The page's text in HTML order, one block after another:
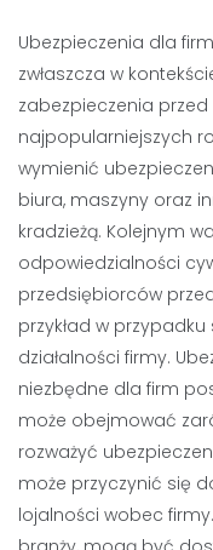
Ubezpieczenia dla
zwłaszcza w
zabezpieczenia przed
najpopularniejszych
wymienić
biura, maszyny oraz
kradzieżą. Kolejnym
odpowiedzialności
przedsiębiorców
przykład w
działalności firmy.
niezbędne dla firm
może obejmować
rozważyć
może przyczynić się
lojalności wobec